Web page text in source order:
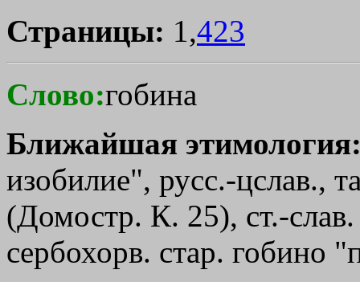
Страницы: 1,423
Слово:гобина
Ближайшая
изобилие", русс.-цслав.,
(Домостр. К. 25), ст.-
сербохорв. стар. гобино